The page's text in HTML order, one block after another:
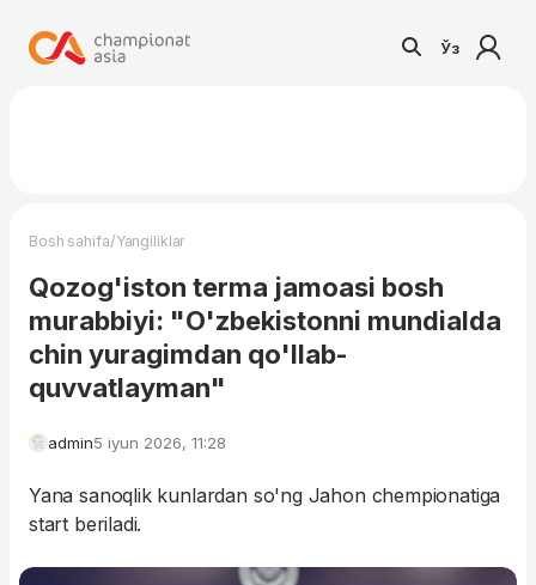
Ўз
Bosh sahifa/Yangiliklar
Qozog'iston terma jamoasi bosh
murabbiyi: "O'zbekistonni mundialda
chin yuragimdan qo'llab-
quvvatlayman"
admin5 iyun 2026, 11:28
Yana sanoqlik kunlardan so'ng Jahon chempionatiga
start beriladi.